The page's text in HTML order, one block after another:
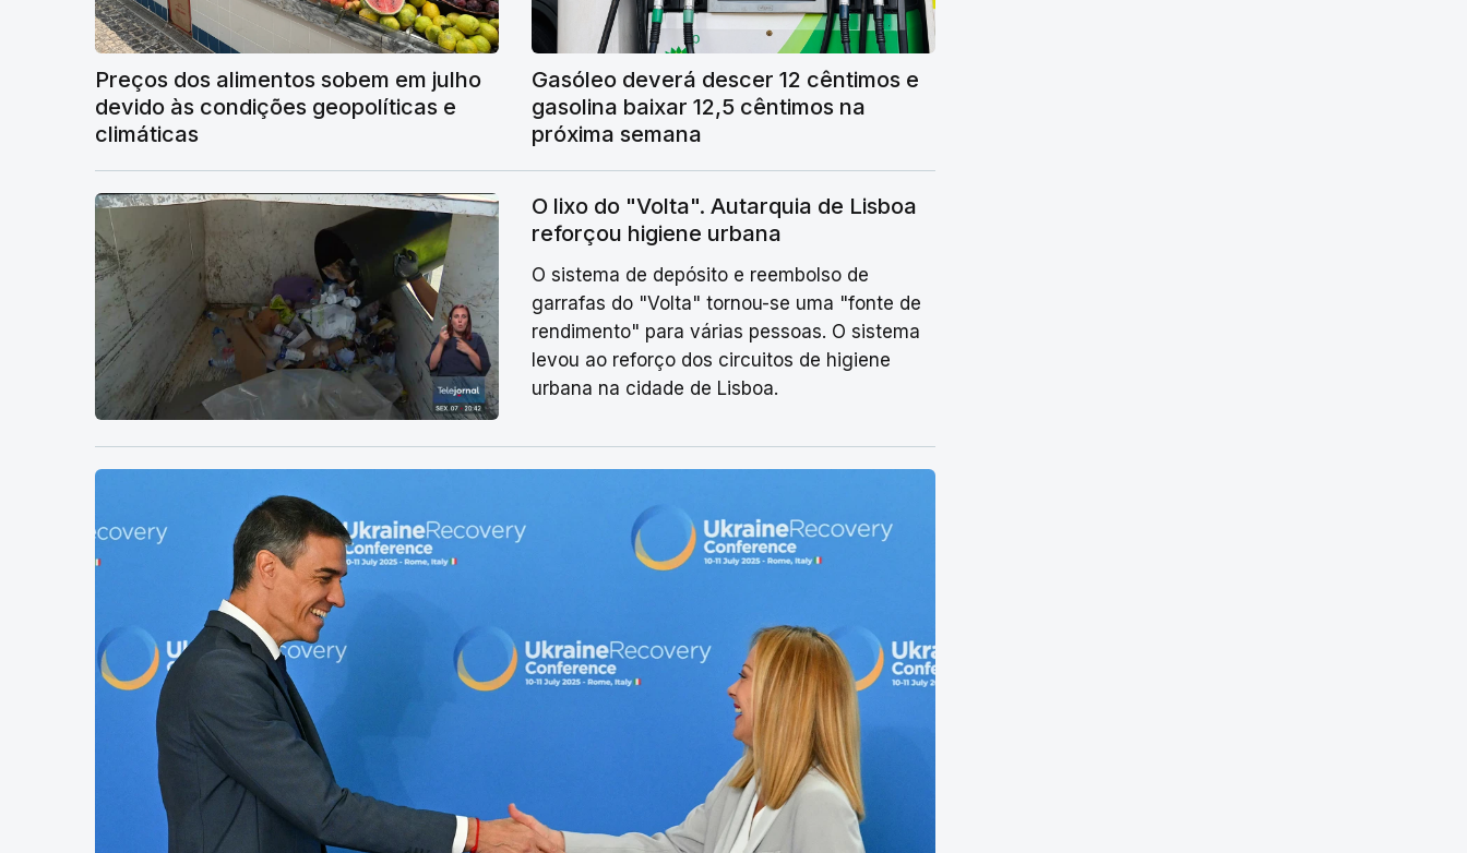
Preços dos alimentos sobem em julho
devido às condições geopolíticas e
climáticas
Gasóleo deverá descer 12 cêntimos e
gasolina baixar 12,5 cêntimos na
próxima semana
O lixo do "Volta". Autarquia de Lisboa
reforçou higiene urbana
O sistema de depósito e reembolso de
garrafas do "Volta" tornou-se uma "fonte de
rendimento" para várias pessoas. O sistema
levou ao reforço dos circuitos de higiene
urbana na cidade de Lisboa.